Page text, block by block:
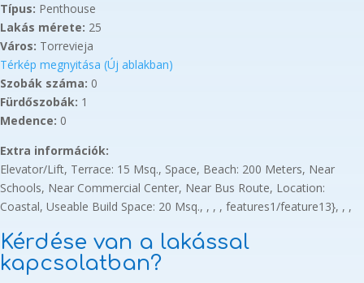
Típus: Penthouse
Lakás mérete: 25
Város: Torrevieja
Térkép megnyitása (Új ablakban)
Szobák száma: 0
Fürdőszobák: 1
Medence: 0
Extra információk:
Elevator/Lift, Terrace: 15 Msq., Space, Beach: 200 Meters, Near
Schools, Near Commercial Center, Near Bus Route, Location:
Coastal, Useable Build Space: 20 Msq., , , , features1/feature13}, , ,
Kérdése van a lakással
kapcsolatban?